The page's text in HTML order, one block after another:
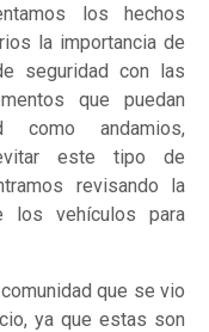
los hechos
la importancia de
seguridad con las
que puedan
andamios,
este tipo de
revisando la
los vehículos para
que se vio
ya que estas son